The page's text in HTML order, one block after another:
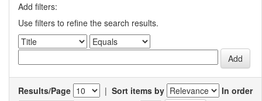
Add filters:
Use filters to refine the search results.
Results/Page | Sort items by
In order